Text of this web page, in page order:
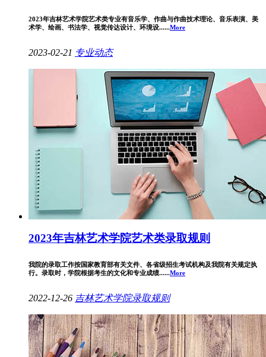
2023年吉林艺术学院艺术类专业有音乐学、作曲与作曲技术理论、音乐表演、美
术学、绘画、书法学、视觉传达设计、环境设......More
2023-02-21 专业动态
2023年吉林艺术学院艺术类录取规则
我院的录取工作按国家教育部有关文件、各省级招生考试机构及我院有关规定执
行。录取时，学院根据考生的文化和专业成绩......More
2022-12-26 吉林艺术学院录取规则